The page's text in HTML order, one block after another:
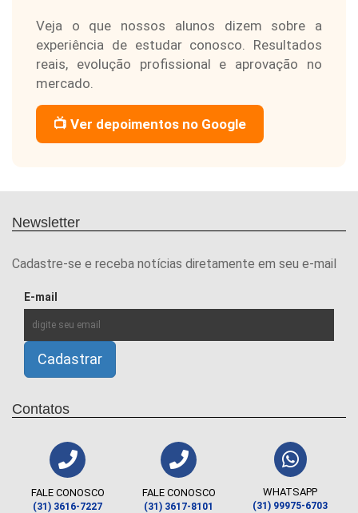
Veja o que nossos alunos dizem sobre a
experiência de estudar conosco. Resultados
reais, evolução profissional e aprovação no
mercado.
📺 Ver depoimentos no Google
Newsletter
Cadastre-se e receba notícias diretamente em seu e-mail
E-mail
Contatos
FALE CONOSCO
(31) 3616-7227
FALE CONOSCO
(31) 3617-8101
WHATSAPP
(31) 99975-6703